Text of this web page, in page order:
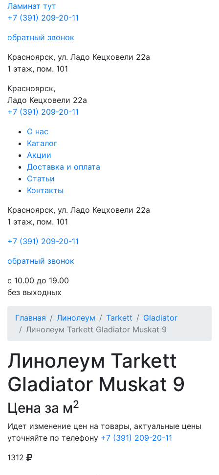
Ламинат тут
+7 (391) 209-20-11
обратный звонок
Красноярск, ул. Ладо Кецховели 22а
1 этаж, пом. 101
Красноярск,
Ладо Кецховели 22a
+7 (391) 209-20-11
О нас
Каталог
Акции
Доставка и оплата
Cтатьи
Контакты
Красноярск, ул. Ладо Кецховели 22а
1 этаж, пом. 101
+7 (391) 209-20-11
обратный звонок
с 10.00 до 19.00
без выходных
Главная Линолеум Tarkett
Gladiator
Линолеум Tarkett Gladiator Muskat 9
Линолеум Tarkett
Gladiator Muskat 9
Цена за м2
Идет изменение цен на товары, актуальные цены
уточняйте по телефону +7 (391) 209-20-11
1312